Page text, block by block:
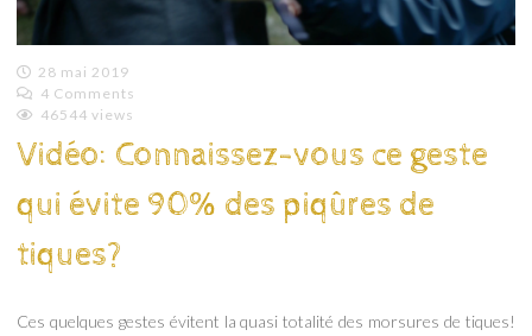
28 mai 2019
Emilie
4 Comments
46544 views
Vidéo: Connaissez-vous ce geste
qui évite 90% des piqûres de
tiques?
Ces quelques gestes évitent la quasi totalité des morsures de tiques!